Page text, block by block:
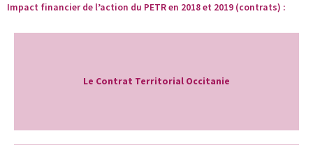
Impact financier de l’action du PETR en 2018 et 2019 (contrats) :
Le Contrat Territorial Occitanie